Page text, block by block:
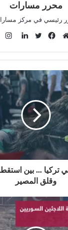
محرر مسارات
رئيسي في مركز
و
ق
ع
ا
ل
و
ي
ي
س
ب
و
ك
و
ي
ت
ي
ن
ك
د
إ
ن
ت
ق
ر
تركيا ... بين
وقلق المصير